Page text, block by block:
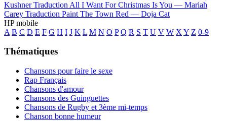
Kushner Traduction All I Want For Christmas Is You — Mariah
Carey Traduction Paint The Town Red — Doja Cat
HP mobile
A B C D E F G H I J K L M N O P Q R S T U V W X Y Z 0-9
Thématiques
Chansons pour faire le sexe
Rap Français
Chansons d'amour
Chansons des Guinguettes
Chansons de Rugby et 3ème mi-temps
Chanson bonne humeur